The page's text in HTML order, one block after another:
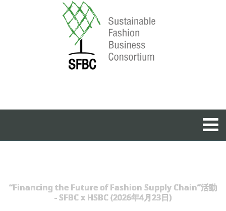
“Financing the Future of Fashion Supply Chain”活動
- SFBC x HSBC (2026年4月23日)